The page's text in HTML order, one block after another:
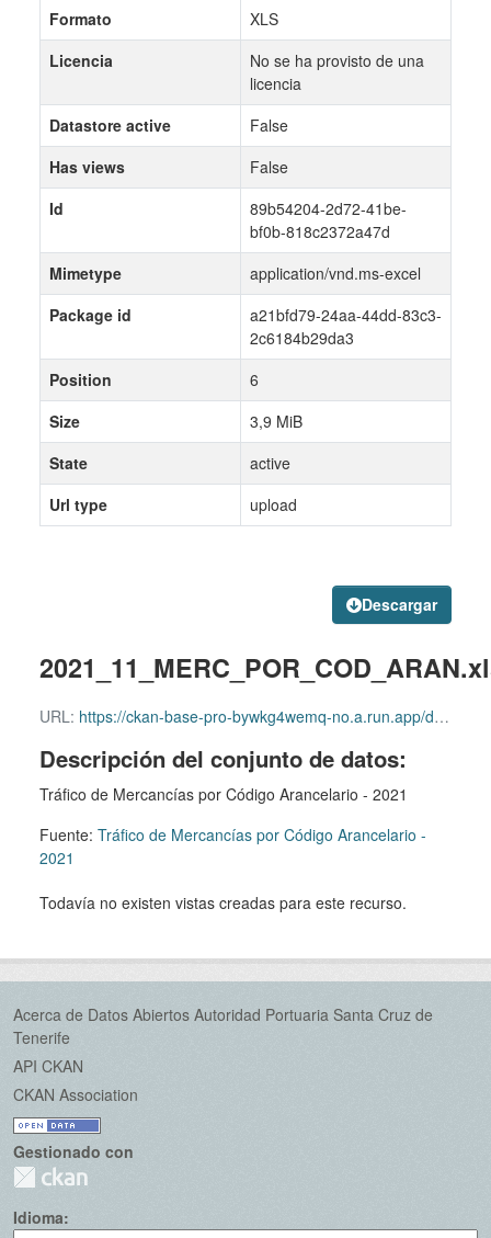
Descargar
URL: https://ckan-base-pro-bywkg4wemq-no.a.run.app/dataset/a21bfd79-24aa-44dd-83c3-2c6184b29da3/resource/89b54204-2d72-41be-bf0b-818c2372a47d/download/2021_11_merc_por_cod_aran.xls
Descripción del conjunto de datos:
Tráfico de Mercancías por Código Arancelario - 2021
Fuente: Tráfico de Mercancías por Código Arancelario -
2021
Todavía no existen vistas creadas para este recurso.
Formato
XLS
Licencia
No se ha provisto de una
licencia
Datastore active
False
Has views
False
Id
89b54204-2d72-41be-
bf0b-818c2372a47d
Mimetype
application/vnd.ms-excel
Package id
a21bfd79-24aa-44dd-83c3-
2c6184b29da3
Position
6
Size
3,9 MiB
State
active
Url type
upload
Acerca de Datos Abiertos Autoridad Portuaria Santa Cruz de
Tenerife
API CKAN
CKAN Association
Gestionado con
Idioma